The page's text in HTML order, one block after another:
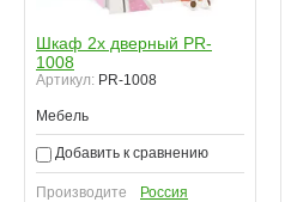
Шкаф 2х дверный PR-
1008
Артикул: PR-1008
Мебель
Добавить к сравнению
Производите
Россия